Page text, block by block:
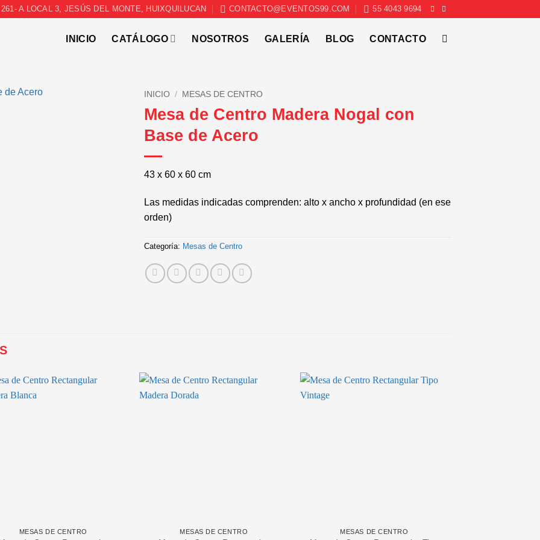
A LOCAL 3, JESÚS DEL MONTE, HUIXQUILUCAN CONTACTO@EVENTOS99.COM 55 4043 9694
INICIO CATÁLOGO NOSOTROS GALERÍA BLOG CONTACTO
INICIO / MESAS DE CENTRO
Mesa de Centro Madera Nogal con
Base de Acero
43 x 60 x 60 cm
Las medidas indicadas comprenden: alto x ancho x profundidad (en ese
orden)
Categoría: Mesas de Centro
MESAS DE CENTRO MESAS DE CENTRO MESAS DE CENTRO